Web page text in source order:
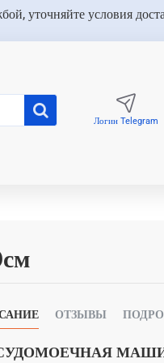
уточняйте условия
Логин Telegram
ОТЗЫВЫ